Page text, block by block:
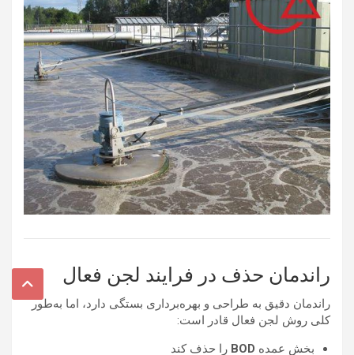
راندمان حذف در فرایند لجن فعال
راندمان دقیق به طراحی و بهره‌برداری بستگی دارد، اما به‌طور
کلی روش لجن فعال قادر است:
بخش عمده BOD را حذف کند